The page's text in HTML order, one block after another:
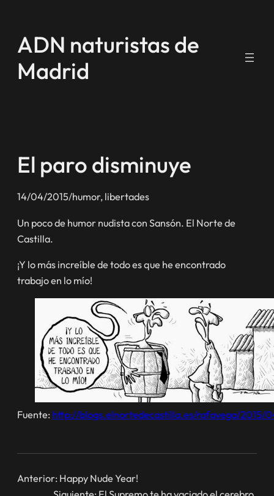
contenido
ADN naturistas de
Madrid
El paro disminuye
14/04/2015/humor, libertades
Un poco de humor nudista con Sansón. El Norte de
Castilla.
¡Y lo más increíble de todo es que he encontrado
trabajo en lo mío!
Fuente: http://blogs.elnortedecastilla.es/rafavega/2015/
Anterior: Happy Nude Year!